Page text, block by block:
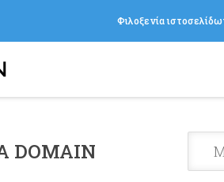
Φιλοξενία